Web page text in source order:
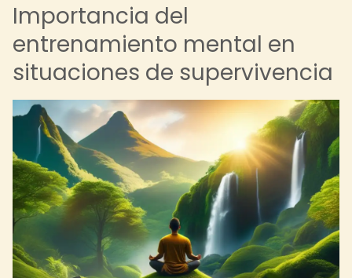
Importancia del
entrenamiento mental en
situaciones de supervivencia